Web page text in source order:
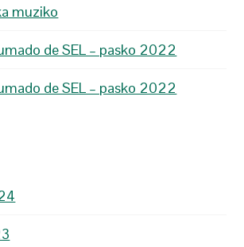
muziko
de SEL – pasko 2022
de SEL – pasko 2022